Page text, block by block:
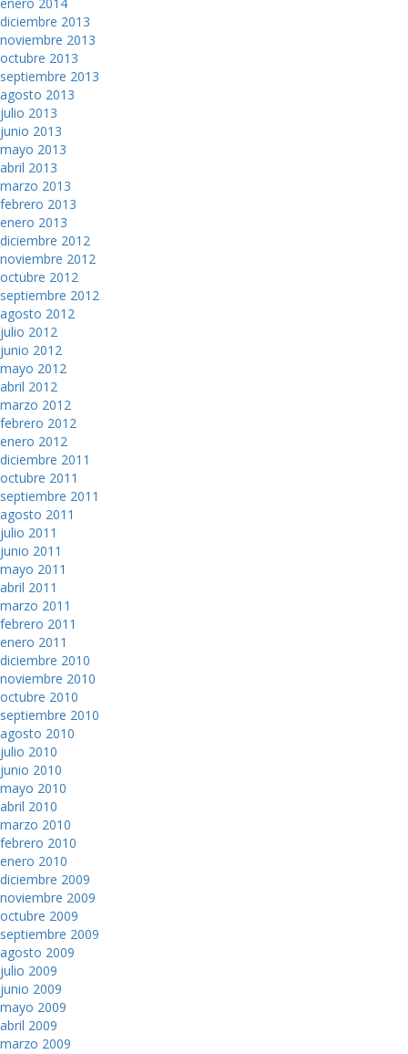
diciembre 2013
noviembre 2013
octubre 2013
septiembre 2013
agosto 2013
julio 2013
junio 2013
mayo 2013
abril 2013
marzo 2013
febrero 2013
enero 2013
diciembre 2012
noviembre 2012
octubre 2012
septiembre 2012
agosto 2012
julio 2012
junio 2012
mayo 2012
abril 2012
marzo 2012
febrero 2012
enero 2012
diciembre 2011
octubre 2011
septiembre 2011
agosto 2011
julio 2011
junio 2011
mayo 2011
abril 2011
marzo 2011
febrero 2011
enero 2011
diciembre 2010
noviembre 2010
octubre 2010
septiembre 2010
agosto 2010
julio 2010
junio 2010
mayo 2010
abril 2010
marzo 2010
febrero 2010
enero 2010
diciembre 2009
noviembre 2009
octubre 2009
septiembre 2009
agosto 2009
julio 2009
junio 2009
mayo 2009
abril 2009
marzo 2009